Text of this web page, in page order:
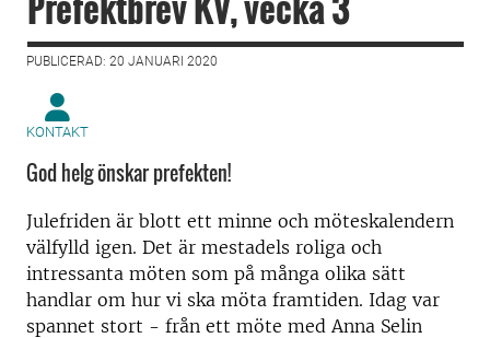
PUBLICERAD: 20 JANUARI 2020
KONTAKT
God helg önskar prefekten!
Julefriden är blott ett minne och möteskalendern
välfylld igen. Det är mestadels roliga och
intressanta möten som på många olika sätt
handlar om hur vi ska möta framtiden. Idag var
spannet stort - från ett möte med Anna Selin